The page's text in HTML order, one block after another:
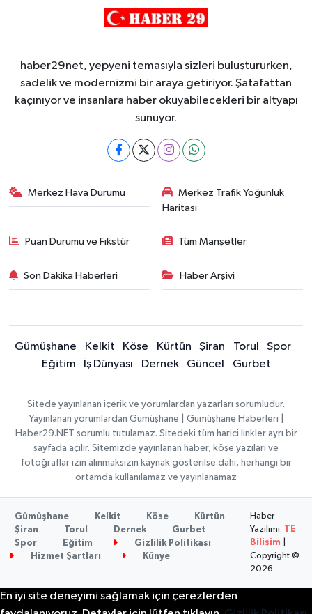
haber29net, yepyeni temasıyla sizleri buluştururken,
sadelik ve modernizmi bir araya getiriyor. Şatafattan
kaçınıyor ve insanlara haber okuyabilecekleri bir altyapı
sunuyor.
Merkez Hava Durumu
Merkez Trafik Yoğunluk
Haritası
Puan Durumu ve Fikstür Tüm Manşetler
Son Dakika Haberleri Haber Arşivi
Gümüşhane Kelkit Köse Kürtün Şiran Torul
Spor
Eğitim
İş Dünyası Dernek Güncel Gurbet
Sitede yayınlanan içerik ve yorumlardan yazarları sorumludur.
Yayınlanan yorumlardan Gümüşhane | Gümüşhane Haberleri |
Haber29.NET sorumlu tutulamaz. Sitedeki tüm harici linkler ayrı bir
sayfada açılır. Sitemizde yayınlanan haber, köşe yazıları ve
fotoğraflar izin alınmaksızın kaynak gösterilse dahi, herhangi bir
ortamda kullanılamaz ve yayınlanamaz
Gümüşhane Kelkit Köse
Kürtün
Şiran
Torul Dernek
Gurbet
Spor
Eğitim
Gizlilik Politikası
Hizmet Şartları
Künye
Haber
Yazılımı: TE
Bilişim
Copyright ©
2026
En iyi site deneyimi sağlamak için çerezlerden